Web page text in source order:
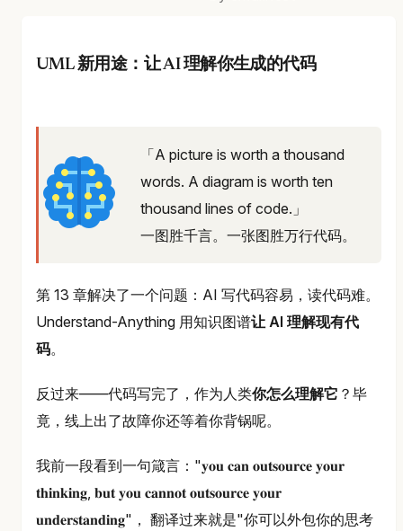
UML 新用途：让 AI 理解你生成的代码
「A picture is worth a thousand
words. A diagram is worth ten
thousand lines of code.」
一图胜千言。一张图胜万行代码。
第 13 章解决了一个问题：AI 写代码容易，读代码难。
Understand-Anything 用知识图谱让 AI 理解现有代
码。
反过来——代码写完了，作为人类你怎么理解它 ？毕
竟，线上出了故障你还等着你背锅呢。
我前一段看到一句箴言："𝐲𝐨𝐮 𝐜𝐚𝐧 𝐨𝐮𝐭𝐬𝐨𝐮𝐫𝐜𝐞 𝐲𝐨𝐮𝐫
𝐭𝐡𝐢𝐧𝐤𝐢𝐧𝐠, 𝐛𝐮𝐭 𝐲𝐨𝐮 𝐜𝐚𝐧𝐧𝐨𝐭 𝐨𝐮𝐭𝐬𝐨𝐮𝐫𝐜𝐞 𝐲𝐨𝐮𝐫
𝐮𝐧𝐝𝐞𝐫𝐬𝐭𝐚𝐧𝐝𝐢𝐧𝐠"， 翻译过来就是"你可以外包你的思考